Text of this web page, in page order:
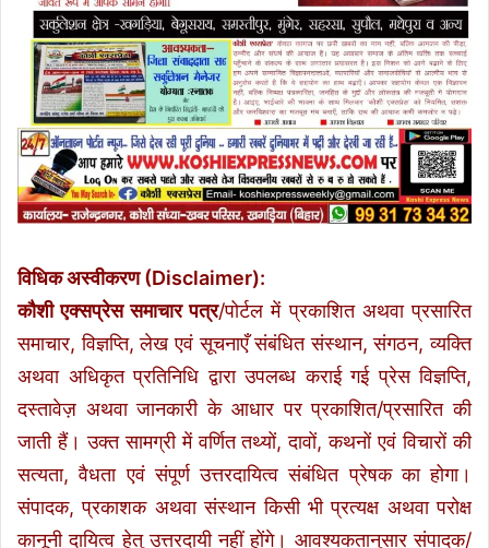
विधिक अस्वीकरण (Disclaimer):
कौशी एक्सप्रेस समाचार पत्र/पोर्टल में प्रकाशित अथवा प्रसारित
समाचार, विज्ञप्ति, लेख एवं सूचनाएँ संबंधित संस्थान, संगठन, व्यक्ति
अथवा अधिकृत प्रतिनिधि द्वारा उपलब्ध कराई गई प्रेस विज्ञप्ति,
दस्तावेज़ अथवा जानकारी के आधार पर प्रकाशित/प्रसारित की
जाती हैं। उक्त सामग्री में वर्णित तथ्यों, दावों, कथनों एवं विचारों की
सत्यता, वैधता एवं संपूर्ण उत्तरदायित्व संबंधित प्रेषक का होगा।
संपादक, प्रकाशक अथवा संस्थान किसी भी प्रत्यक्ष अथवा परोक्ष
कानूनी दायित्व हेतु उत्तरदायी नहीं होंगे। आवश्यकतानुसार संपादक/